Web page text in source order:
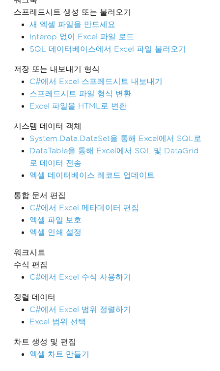
스프레드시트 생성 또는 불러오기
새 엑셀 파일을 만드세요
Interop 없이 Excel 파일 로드
SQL 데이터베이스에서 Excel 파일 불러오기
저장 또는 내보내기 형식
C#에서 Excel 스프레드시트 내보내기
스프레드시트 파일 형식 변환
Excel 파일을 HTML로 변환
시스템 데이터 객체
System.Data.DataSet을 통해 Excel에서 SQL로
DataTable을 통해 Excel에서 SQL 및 DataGrid
로 데이터 전송
엑셀 데이터베이스 레코드 업데이트
통합 문서 편집
C#에서 Excel 메타데이터 편집
엑셀 파일 보호
엑셀 인쇄 설정
워크시트
수식 편집
C#에서 Excel 수식 사용하기
정렬 데이터
C#에서 Excel 범위 정렬하기
Excel 범위 선택
차트 생성 및 편집
엑셀 차트 만들기